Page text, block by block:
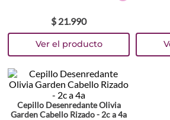
$ 21.990
Cepillo Desenredante Olivia
Garden Cabello Rizado - 2c a 4a